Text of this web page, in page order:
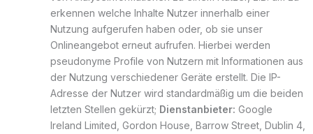
erkennen welche Inhalte Nutzer innerhalb einer
Nutzung aufgerufen haben oder, ob sie unser
Onlineangebot erneut aufrufen. Hierbei werden
pseudonyme Profile von Nutzern mit Informationen aus
der Nutzung verschiedener Geräte erstellt. Die IP-
Adresse der Nutzer wird standardmäßig um die beiden
letzten Stellen gekürzt; Dienstanbieter: Google
Ireland Limited, Gordon House, Barrow Street, Dublin 4,